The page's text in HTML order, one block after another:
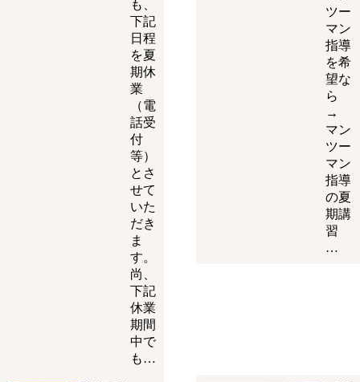
も、
下記
日程
を夏
期休
業
（電
話受
付
等）
とさ
せて
いた
だき
ま
す。
尚、
下記
休業
期間
中で
も…
ツー
マン
指導
を希
望な
ら
→
マン
ツー
マン
指導
の夏
期講
習
…